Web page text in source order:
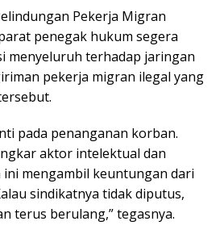
Pekerja Migran
penegak hukum segera
menyeluruh terhadap jaringan
pekerja migran ilegal yang
pada penanganan korban.
aktor intelektual dan
ini mengambil keuntungan dari
sindikatnya tidak diputus,
terus berulang,” tegasnya.